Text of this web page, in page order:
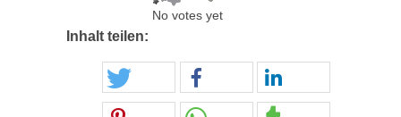
No votes yet
Inhalt teilen: